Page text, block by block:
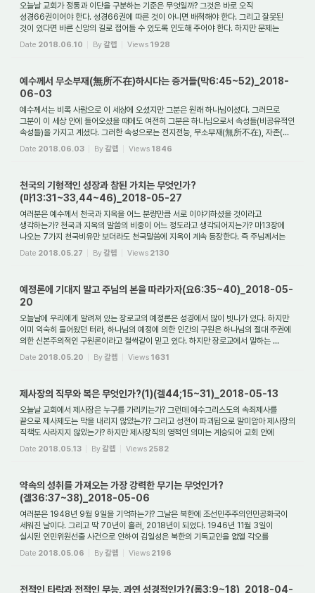
오늘날 교회가 정통과 이단을 구분하는 기준은 무엇일까? 그것은 바로 오직
성경66권이어야 한다. 성경66권에 따른 것이 아니면 배척해야 한다. 그리고 잘못된
것이 있다면 바른 신앙의 길로 접어들 수 있도록 인도해 주어야 한다. 하지만 문제는
성경66권에서...
Date 2018.06.10 By갈렙 Views 1928
예수께서 무소부재(無所不在)하시다는 증거들(막6:45~52)_2018-
06-03
예수께서는 비록 사람으로 이 세상에 오셨지만 그분은 원래 하나님이셨다. 그러므로
그분이 이 세상 안에 들어오셨을 때에도 여전히 그분은 하나님으로서 속성들(비공유적인
속성들)을 가지고 계셨다. 그러한 속성으로는 전지전능, 무소부재(無所不在), 자존(...
Date 2018.06.03 By갈렙 Views 1846
천국의 기형적인 성장과 참된 가치는 무엇인가?
(마13:31~33,44~46)_2018-05-27
여러분은 예수께서 천국과 지옥을 어느 분량만큼 서로 이야기하셨을 것이라고
생각하는가? 천국과 지옥의 말씀의 비중이 어느 정도라고 생각되어지는가? 마13장에
나오는 7가지 천국비유만 보더라도 천국말씀에 지옥이 계속 등장한다. 즉 주님께서는
천국비유...
Date 2018.05.27 By갈렙 Views 2130
예정론에 기대지 말고 주님의 본을 따라가자(요6:35~40)_2018-05-
20
오늘날에 우리에게 알려져 있는 장로교의 예정론은 성경에서 많이 빗나가 있다. 하지만
이미 익숙히 들어왔던 터라, 하나님의 예정에 의한 인간의 구원은 하나님의 절대 주권에
의한 신본주의적인 구원론이라고 철썩같이 믿고 있다. 하지만 장로교에서 말하는 ...
Date 2018.05.20 By갈렙 Views 1631
제사장의 직무와 복은 무엇인가?(1)(겔44;15~31)_2018-05-13
오늘날 교회에서 제사장은 누구를 가리키는가? 그런데 예수그리스도의 속죄제사를
끝으로 제사제도는 막을 내리지 않았는가? 그리고 성전이 파괴됨으로 말미암아 제사장의
직책도 사라지지 않았는가? 하지만 제사장직의 영적인 의미는 계승되어 교회 안에
있다...
Date 2018.05.13 By갈렙 Views 2582
약속의 성취를 가져오는 가장 강력한 무기는 무엇인가?
(겔36:37~38)_2018-05-06
여러분은 1948년 9월 9일을 기억하는가? 그날은 북한에 조선민주주의인민공화국이
세워진 날이다. 그리고 딱 70년이 흘러, 2018년이 되었다. 1946년 11월 3일이
실시된 인민위원선출 사건으로 인하여 김일성은 북한의 기독교인을 없앨 각오를
시작한다. 그리하...
Date 2018.05.06 By갈렙 Views 2196
전적인 타락과 전적인 무능, 과연 성경적인가?(롬3:9~18)_2018-04-